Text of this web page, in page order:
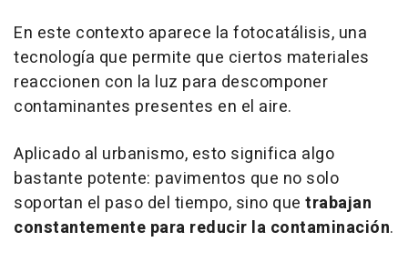
En este contexto aparece la fotocatálisis, una
tecnología que permite que ciertos materiales
reaccionen con la luz para descomponer
contaminantes presentes en el aire.
Aplicado al urbanismo, esto significa algo
bastante potente: pavimentos que no solo
soportan el paso del tiempo, sino que trabajan
constantemente para reducir la contaminación.